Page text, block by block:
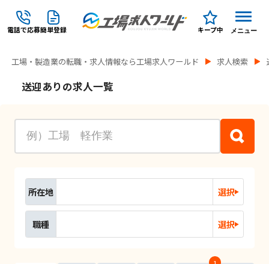
電話で応募簡単登録 キープ中 メニュー
工場・製造業の転職・求人情報なら工場求人ワールド 求人検索
送迎ありの求人一覧
所在地 選択
職種 選択